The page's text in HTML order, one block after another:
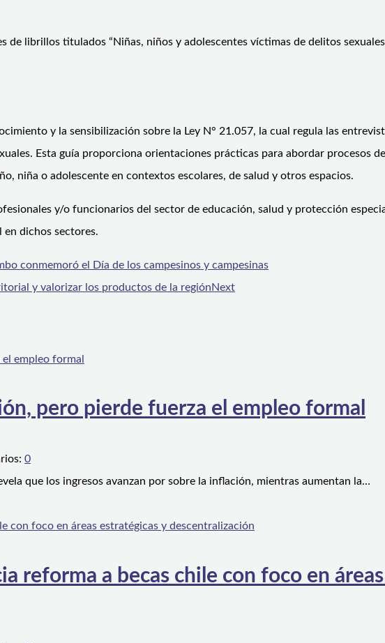
de librillos titulados “Niñas, niños y adolescentes víctimas de delitos
y la sensibilización sobre la Ley N° 21.057, la cual regula las
Esta guía proporciona orientaciones prácticas para abordar procesos
niña o adolescente en contextos escolares, de salud y otros espacios.
y/o funcionarios del sector de educación, salud y protección
dichos sectores.
conmemoró el Día de los campesinos y campesinas
y valorizar los productos de la regiónNext
pero pierde fuerza el empleo formal
0
que los ingresos avanzan por sobre la inflación, mientras aumentan la…
reforma a becas chile con foco en